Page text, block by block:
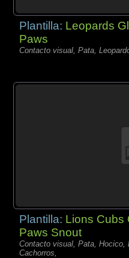
Plantilla: Leopards
Paws
Contacto visual, Pata,
Plantilla: Lions Cubs
Paws Snout
Contacto visual, Pata, Hocico,
Cachorros,